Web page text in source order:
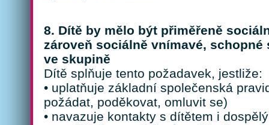
8. Dítě by mělo být přiměřeně
zároveň sociálně vnímavé,
ve skupině
Dítě splňuje tento požadavek, jestliže:
• uplatňuje základní společenská
požádat, poděkovat, omluvit se)
• navazuje kontakty s dítětem i